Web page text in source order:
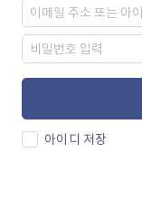
아이디 저장